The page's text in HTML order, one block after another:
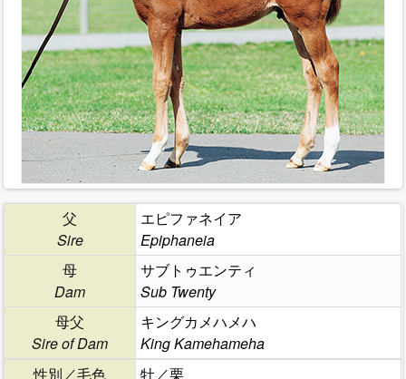
父
Sire
エピファネイア
Epiphaneia
母
Dam
サブトゥエンティ
Sub Twenty
母父
Sire of Dam
キングカメハメハ
King Kamehameha
性別／毛色
牡／栗